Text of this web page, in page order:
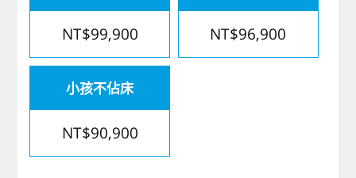
NT$99,900 NT$96,900
小孩不佔床
NT$90,900